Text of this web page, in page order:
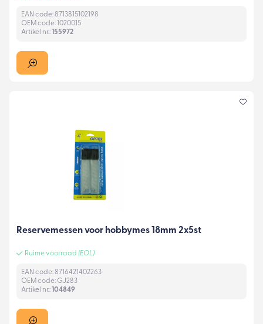
EAN code: 8713815102198
OEM code: 1020015
Artikel nr.:155972
Reservemessen voor hobbymes 18mm 2x5st
Ruime voorraad (EOL)
EAN code: 8716421402263
OEM code: GJ283
Artikel nr.: 104849